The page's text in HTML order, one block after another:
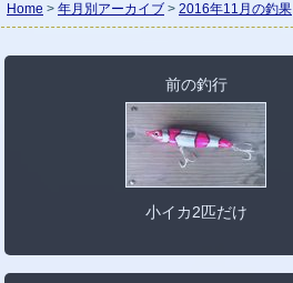
Home > 年月別アーカイブ > 2016年11月の釣果
前の釣行
小イカ2匹だけ